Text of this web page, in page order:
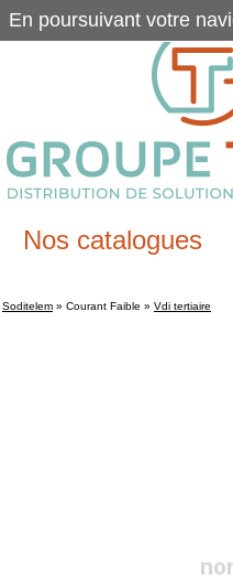
Nos catalogues
Soditelem » Courant Faible » Vdi tertiaire
En poursuivant votre